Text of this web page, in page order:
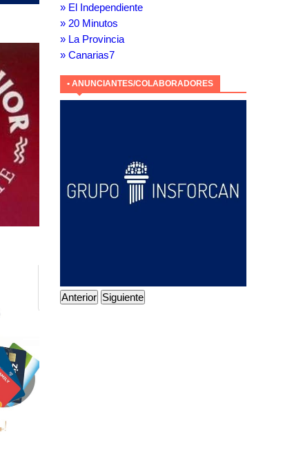
» El Independiente
» 20 Minutos
» La Provincia
» Canarias7
• ANUNCIANTES/COLABORADORES
Anterior Siguiente